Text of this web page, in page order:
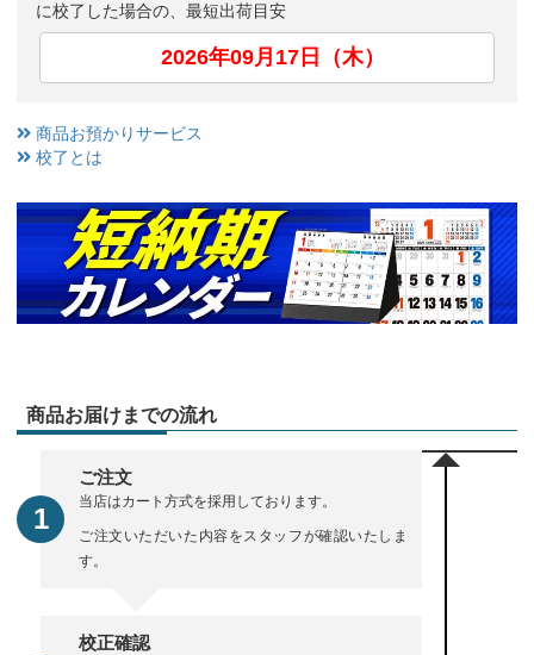
に校了した場合の、最短出荷目安
2026年09月17日（木）
商品お預かりサービス
校了とは
商品お届けまでの流れ
ご注文
当店はカート方式を採用しております。
ご注文いただいた内容をスタッフが確認いたしま
す。
校正確認